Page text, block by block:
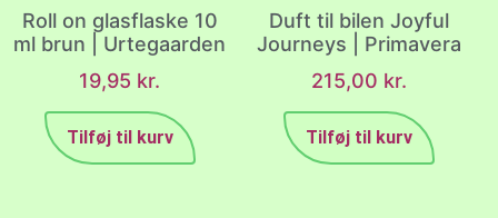
Roll on glasflaske 10
ml brun | Urtegaarden
19,95 kr.
Tilføj til kurv
Duft til bilen Joyful
Journeys | Primavera
215,00 kr.
Tilføj til kurv